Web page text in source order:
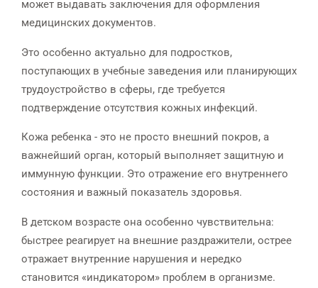
может выдавать заключения для оформления
медицинских документов.
Это особенно актуально для подростков,
поступающих в учебные заведения или планирующих
трудоустройство в сферы, где требуется
подтверждение отсутствия кожных инфекций.
Кожа ребенка - это не просто внешний покров, а
важнейший орган, который выполняет защитную и
иммунную функции. Это отражение его внутреннего
состояния и важный показатель здоровья.
В детском возрасте она особенно чувствительна:
быстрее реагирует на внешние раздражители, острее
отражает внутренние нарушения и нередко
становится «индикатором» проблем в организме.